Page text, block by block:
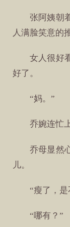
张阿姨朝
人满脸笑意的
女人很好
好了。
“妈。”
乔婉连忙
乔母显然
儿。
“瘦了，
“哪有？”